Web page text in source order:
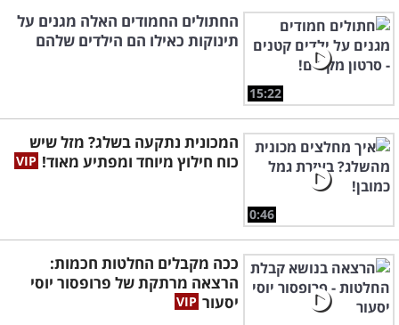
15:22
החתולים החמודים האלה מגנים על
תינוקות כאילו הם הילדים שלהם
0:46
המכונית נתקעה בשלג? מזל שיש
כוח חילוץ מיוחד ומפתיע מאוד!
ככה מקבלים החלטות חכמות:
הרצאה מרתקת של פרופסור יוסי
יסעור